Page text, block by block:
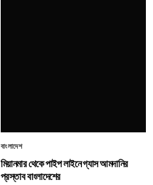
বাংলাদেশ
মিয়ানমার থেকে পাইপ লাইনে গ্যাস আমদানির
প্রস্তাব বাংলাদেশের